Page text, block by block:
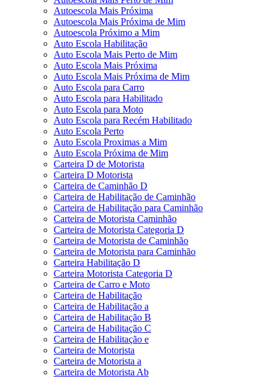
Autoescola Mais Próxima
Autoescola Mais Próxima de Mim
Autoescola Próximo a Mim
Auto Escola Habilitação
Auto Escola Mais Perto de Mim
Auto Escola Mais Próxima
Auto Escola Mais Próxima de Mim
Auto Escola para Carro
Auto Escola para Habilitado
Auto Escola para Moto
Auto Escola para Recém Habilitado
Auto Escola Perto
Auto Escola Proximas a Mim
Auto Escola Próxima de Mim
Carteira D de Motorista
Carteira D Motorista
Carteira de Caminhão D
Carteira de Habilitação de Caminhão
Carteira de Habilitação para Caminhão
Carteira de Motorista Caminhão
Carteira de Motorista Categoria D
Carteira de Motorista de Caminhão
Carteira de Motorista para Caminhão
Carteira Habilitação D
Carteira Motorista Categoria D
Carteira de Carro e Moto
Carteira de Habilitação
Carteira de Habilitação a
Carteira de Habilitação B
Carteira de Habilitação C
Carteira de Habilitação e
Carteira de Motorista
Carteira de Motorista a
Carteira de Motorista Ab